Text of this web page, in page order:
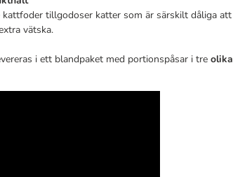
kattfoder tillgodoser katter som är särskilt dåliga att
vätska.
i ett blandpaket med portionspåsar i tre olika